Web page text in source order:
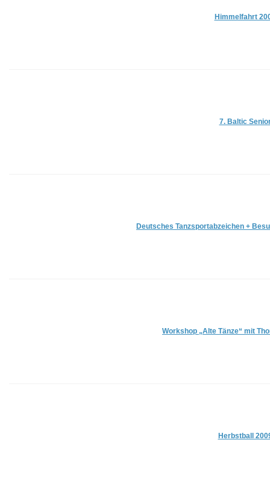
Himmelfahrt
7. Baltic
Deutsches Tanzsportabzeichen +
Workshop „Alte Tänze“ mit
Herbstball